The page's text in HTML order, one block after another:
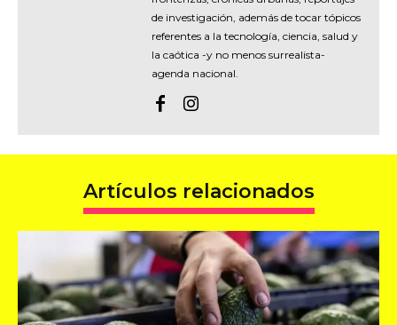
de investigación, además de tocar tópicos
referentes a la tecnología, ciencia, salud y
la caótica -y no menos surrealista-
agenda nacional.
Artículos relacionados